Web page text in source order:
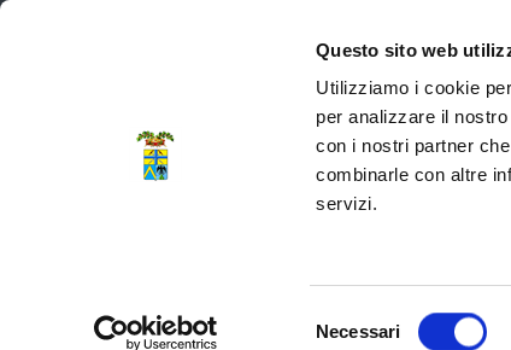
Questo sito web
Utilizziamo i cookie
per analizzare il
con i nostri partner
combinarle con altre
servizi.
Necessari
Provincia di